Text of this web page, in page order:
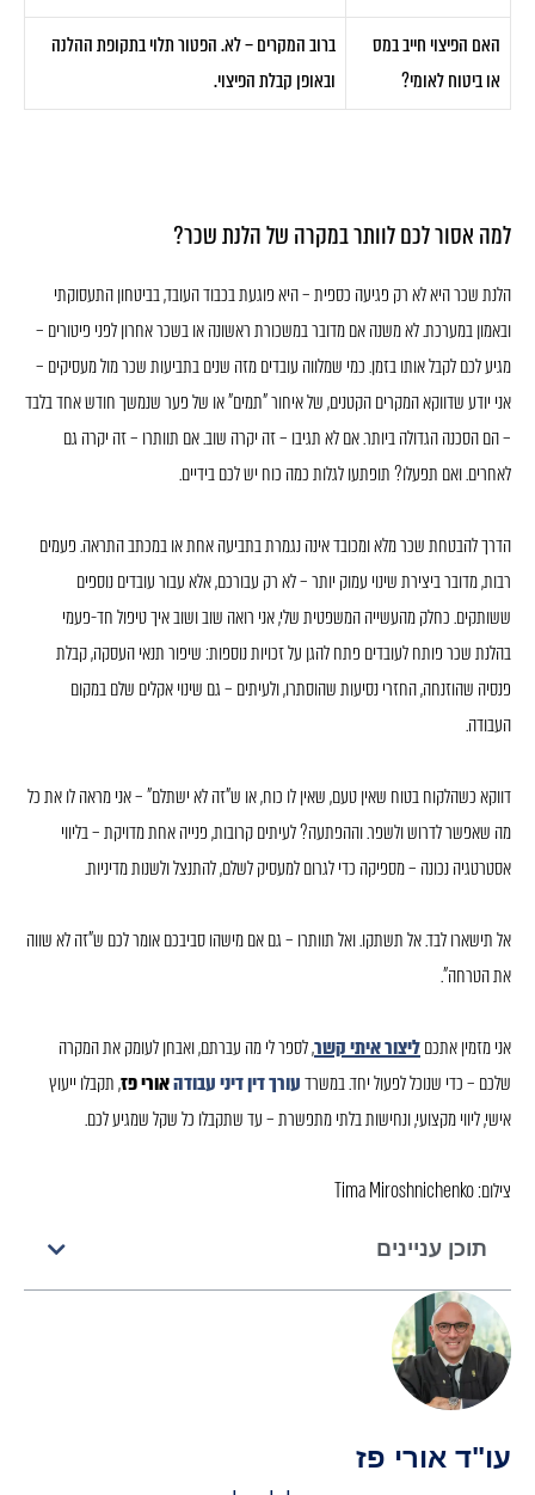
האם הפיצוי חייב במס
או ביטוח לאומי?
ברוב המקרים – לא. הפטור תלוי בתקופת ההלנה
ובאופן קבלת הפיצוי.
למה אסור לכם לוותר במקרה של הלנת שכר?
הלנת שכר היא לא רק פגיעה כספית – היא פוגעת בכבוד העובד, בביטחון התעסוקתי
ובאמון במערכת. לא משנה אם מדובר במשכורת ראשונה או בשכר אחרון לפני פיטורים –
מגיע לכם לקבל אותו בזמן. כמי שמלווה עובדים מזה שנים בתביעות שכר מול מעסיקים –
אני יודע שדווקא המקרים הקטנים, של איחור "תמים" או של פער שנמשך חודש אחד בלבד
– הם הסכנה הגדולה ביותר. אם לא תגיבו – זה יקרה שוב. אם תוותרו – זה יקרה גם
לאחרים. ואם תפעלו? תופתעו לגלות כמה כוח יש לכם בידיים.
הדרך להבטחת שכר מלא ומכובד אינה נגמרת בתביעה אחת או במכתב התראה. פעמים
רבות, מדובר ביצירת שינוי עמוק יותר – לא רק עבורכם, אלא עבור עובדים נוספים
ששותקים. כחלק מהעשייה המשפטית שלי, אני רואה שוב ושוב איך טיפול חד-פעמי
בהלנת שכר פותח לעובדים פתח להגן על זכויות נוספות: שיפור תנאי העסקה, קבלת
פנסיה שהוזנחה, החזרי נסיעות שהוסתרו, ולעיתים – גם שינוי אקלים שלם במקום
העבודה.
דווקא כשהלקוח בטוח שאין טעם, שאין לו כוח, או ש"זה לא ישתלם" – אני מראה לו את כל
מה שאפשר לדרוש ולשפר. וההפתעה? לעיתים קרובות, פנייה אחת מדויקת – בליווי
אסטרטגיה נכונה – מספיקה כדי לגרום למעסיק לשלם, להתנצל ולשנות מדיניות.
אל תישארו לבד. אל תשתקו. ואל תוותרו – גם אם מישהו סביבכם אומר לכם ש"זה לא שווה
את הטרחה".
אני מזמין אתכםליצור איתי קשר, לספר לי מה עברתם, ואבחן לעומק את המקרה
שלכם – כדי שנוכל לפעול יחד. במשרדעורך דין דיני עבודהאורי פז, תקבלו ייעוץ
אישי, ליווי מקצועי, ונחישות בלתי מתפשרת – עד שתקבלו כל שקל שמגיע לכם.
צילום: Tima Miroshnichenko
תוכן עניינים
עו"ד אורי פז